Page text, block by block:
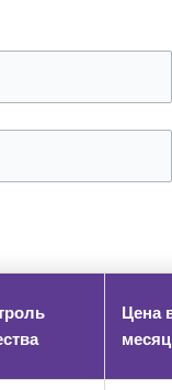
Цена
месяц